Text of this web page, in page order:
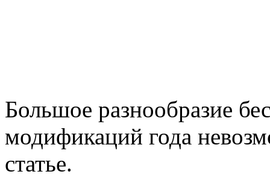
Большое разнообразие
модификаций года
статье.